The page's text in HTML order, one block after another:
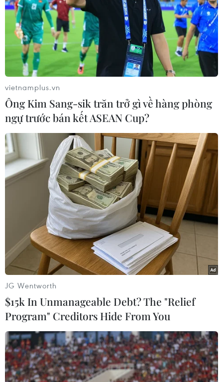
vietnamplus.vn
Ông Kim Sang-sik trăn trở gì về hàng phòng
ngự trước bán kết ASEAN Cup?
JG Wentworth
$15k In Unmanageable Debt? The "Relief
Program" Creditors Hide From You